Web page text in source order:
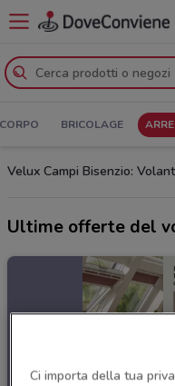
BRICOLAGE
Velux Campi Bisenzio:
Ultime offerte del
Ci importa della tua